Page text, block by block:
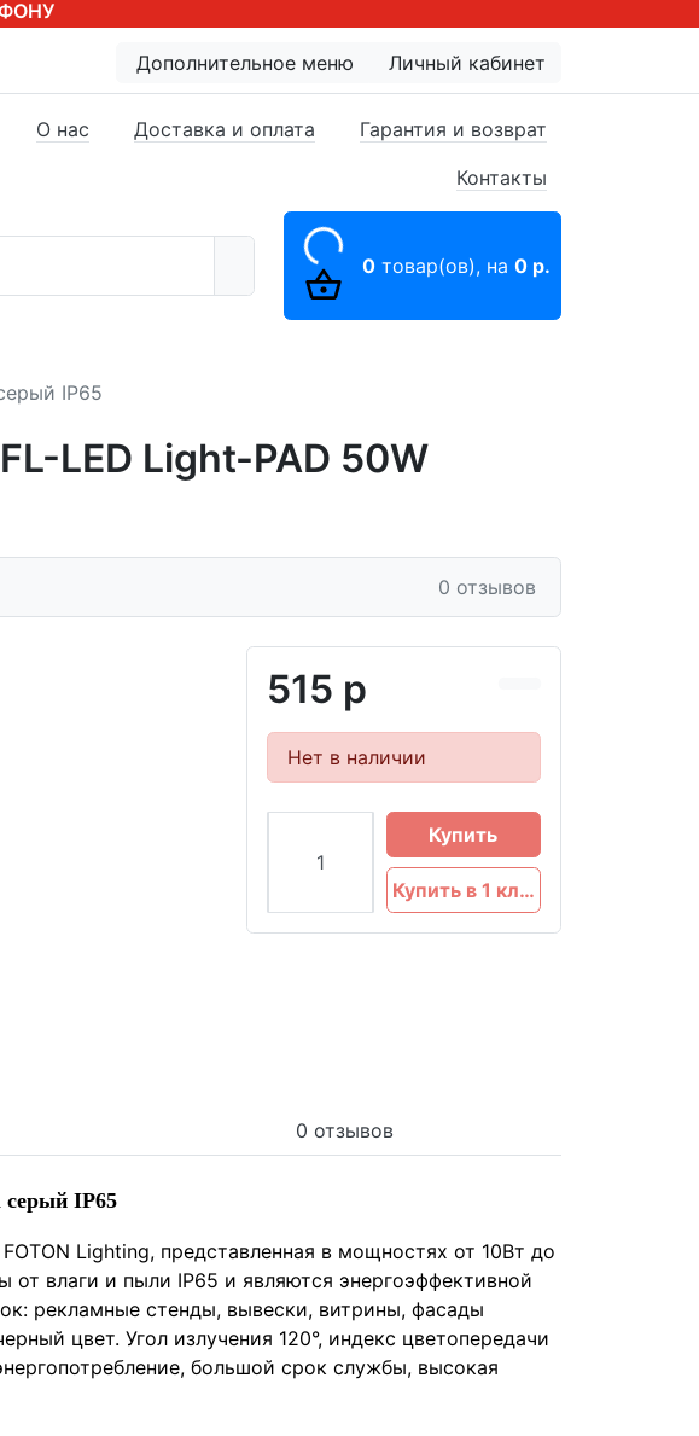
Дополнительное меню Личный кабинет
О нас Доставка и оплата
Гарантия и возврат
Контакты
0 товар(ов), на 0 р.
IP65
LED Light-PAD 50W
0 отзывов
515 р
Нет в наличии
Купить
Купить в 1 клик
0 отзывов
серый IP65
Lighting, представленная в мощностях от 10Вт до
влаги и пыли IP65 и являются энергоэффективной
рекламные стенды, вывески, витрины, фасады
цвет. Угол излучения 120°, индекс цветопередачи
большой срок службы, высокая